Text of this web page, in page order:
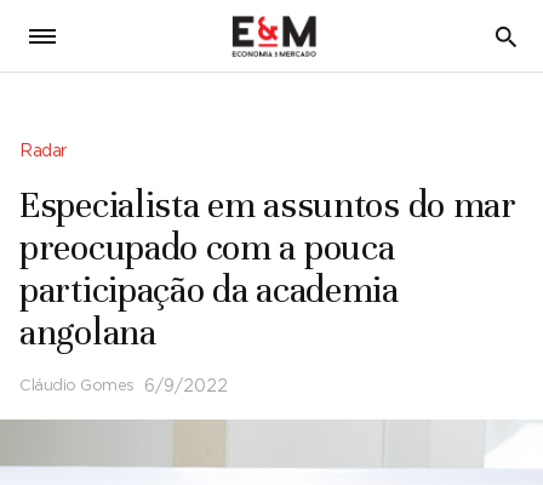
5
Radar
Especialista em assuntos do mar
preocupado com a pouca
participação da academia
angolana
Cláudio Gomes 6/9/2022